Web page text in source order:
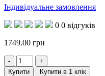
Індивідуальне замовлення
0 0 відгуків
1749.00 грн
Купити Купити в 1 клік